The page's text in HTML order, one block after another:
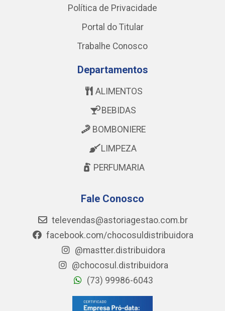
Política de Privacidade
Portal do Titular
Trabalhe Conosco
Departamentos
ALIMENTOS
BEBIDAS
BOMBONIERE
LIMPEZA
PERFUMARIA
Fale Conosco
televendas@astoriagestao.com.br
facebook.com/chocosuldistribuidora
@mastter.distribuidora
@chocosul.distribuidora
(73) 99986-6043